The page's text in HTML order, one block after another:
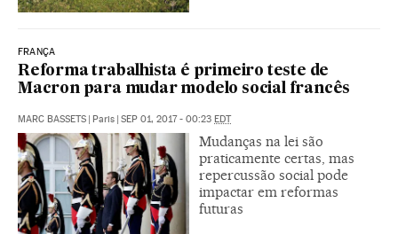
FRANÇA
Reforma trabalhista é primeiro teste de
Macron para mudar modelo social francês
MARC BASSETS Paris SEP 01, 2017 - 00:23 EDT
Mudanças na lei são
praticamente certas, mas
repercussão social pode
impactar em reformas
futuras